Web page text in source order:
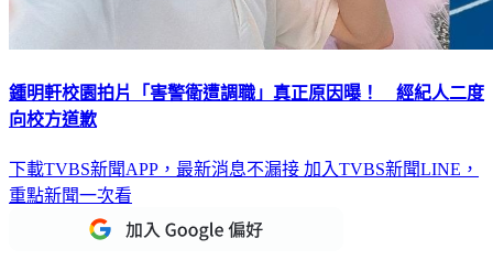
鍾明軒校園拍片「害警衛遭調職」真正原因曝！ 經紀人二度
向校方道歉
下載TVBS新聞APP，最新消息不漏接 加入TVBS新聞LINE，
重點新聞一次看